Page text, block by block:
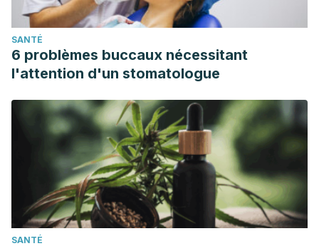
SANTÉ
6 problèmes buccaux nécessitant
l'attention d'un stomatologue
SANTÉ